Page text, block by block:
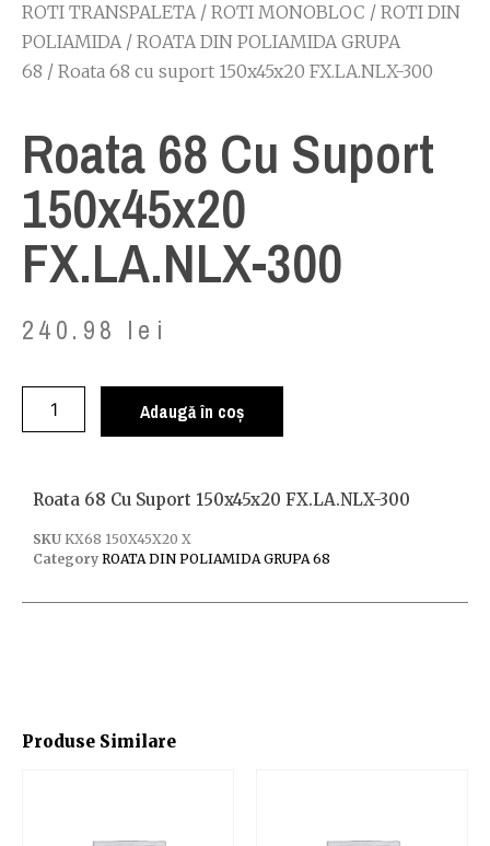
ROTI TRANSPALETA/ ROTI MONOBLOC / ROTI DIN
POLIAMIDA/ ROATA DIN POLIAMIDA GRUPA
68 / Roata 68 cu suport 150x45x20 FX.LA.NLX-300
Roata 68 Cu Suport
150x45x20
FX.LA.NLX-300
240.98 lei
Adaugă în coș
Produse Similare
Roata 68 Cu Suport 150x45x20 FX.LA.NLX-300
SKU KX68 150X45X20 X
Category ROATA DIN POLIAMIDA GRUPA 68